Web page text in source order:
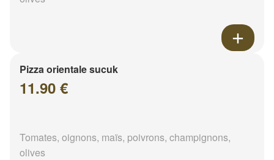
Pizza orientale sucuk
11.90 €
Tomates, oignons, maïs, poivrons, champignons,
olives